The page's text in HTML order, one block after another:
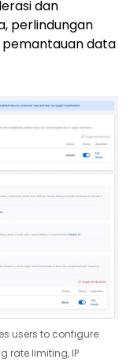
dan
perlindungan
data
users to configure
rate limiting, IP